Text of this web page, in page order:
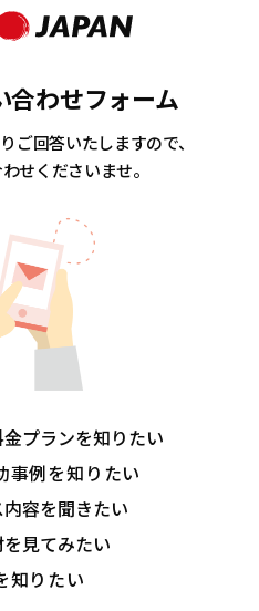
合わせフォーム
ご回答いたしますので、
せくださいませ。
プランを知りたい
事例を知りたい
内容を聞きたい
見てみたい
知りたい